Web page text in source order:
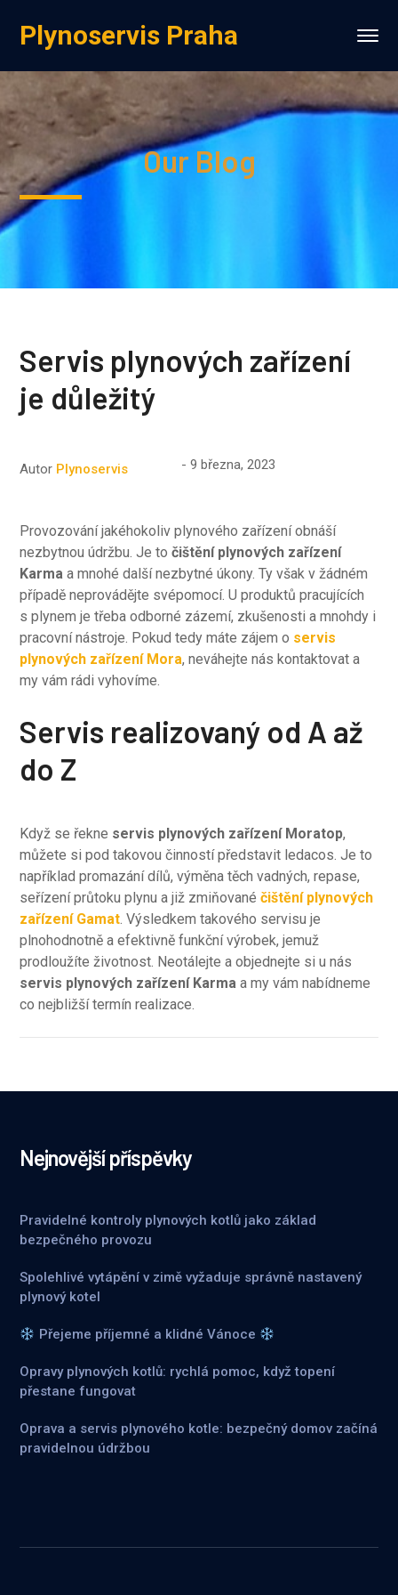
Plynoservis Praha
Our Blog
Servis plynových zařízení
je důležitý
Autor Plynoservis 9 března, 2023
Provozování jakéhokoliv plynového zařízení obnáší
nezbytnou údržbu. Je točištění plynových zařízení
Karma a mnohé další nezbytné úkony. Ty však v žádném
případě neprovádějte svépomocí. U produktů pracujících
s plynem je třeba odborné zázemí, zkušenosti a mnohdy i
pracovní nástroje. Pokud tedy máte zájem o servis
plynových zařízení Mora, neváhejte nás kontaktovat a
my vám rádi vyhovíme.
Servis realizovaný od A až
do Z
Když se řekne servis plynových zařízení Moratop,
můžete si pod takovou činností představit ledacos. Je to
například promazání dílů, výměna těch vadných, repase,
seřízení průtoku plynu a již zmiňovanéčištění plynových
zařízení Gamat. Výsledkem takového servisu je
plnohodnotně a efektivně funkční výrobek, jemuž
prodloužíte životnost. Neotálejte a objednejte si u nás
servis plynových zařízení Karma a my vám nabídneme
co nejbližší termín realizace.
Nejnovější příspěvky
Pravidelné kontroly plynových kotlů jako základ
bezpečného provozu
Spolehlivé vytápění v zimě vyžaduje správně nastavený
plynový kotel
Přejeme příjemné a klidné Vánoce
Opravy plynových kotlů: rychlá pomoc, když topení
přestane fungovat
Oprava a servis plynového kotle: bezpečný domov začíná
pravidelnou údržbou